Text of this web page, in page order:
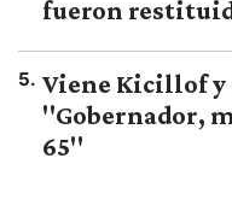
fueron
5. Viene Kicillof y
"Gobernador,
65"